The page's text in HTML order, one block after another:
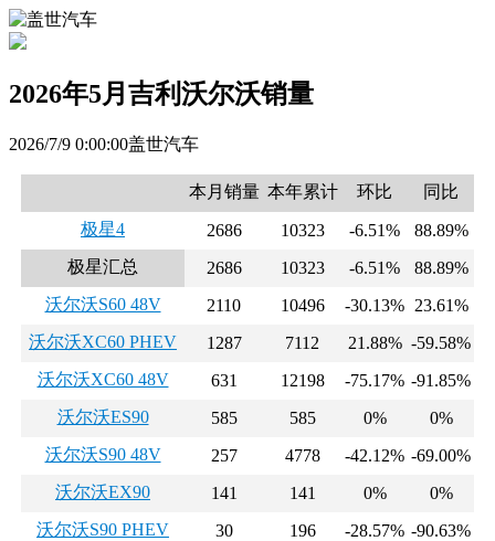
2026年5月吉利沃尔沃销量
2026/7/9 0:00:00盖世汽车
本月销量 本年累计 环比
同比
极星4
2686 10323 -6.51%
88.89%
极星汇总
2686 10323 -6.51%
88.89%
沃尔沃S60 48V
2110 10496 -30.13% 23.61%
沃尔沃XC60 PHEV
1287 7112 21.88% -59.58%
沃尔沃XC60 48V
631 12198 -75.17% -91.85%
沃尔沃ES90
585 585 0%
0%
沃尔沃S90 48V
257 4778 -42.12% -69.00%
沃尔沃EX90
141 141 0%
0%
沃尔沃S90 PHEV
30 196 -28.57% -90.63%